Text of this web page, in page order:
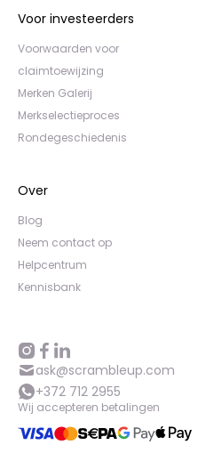
Voor investeerders
Voorwaarden voor
claimtoewijzing
Merken Galerij
Merkselectieproces
Rondegeschiedenis
Over
Blog
Neem contact op
Helpcentrum
Kennisbank
ask@scrambleup.com
+372 712 2955
Wij accepteren betalingen